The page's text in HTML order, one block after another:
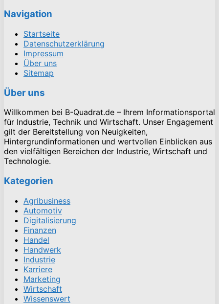
Navigation
Startseite
Datenschutzerklärung
Impressum
Über uns
Sitemap
Über uns
Willkommen bei B-Quadrat.de – Ihrem Informationsportal
für Industrie, Technik und Wirtschaft. Unser Engagement
gilt der Bereitstellung von Neuigkeiten,
Hintergrundinformationen und wertvollen Einblicken aus
den vielfältigen Bereichen der Industrie, Wirtschaft und
Technologie.
Kategorien
Agribusiness
Automotiv
Digitalisierung
Finanzen
Handel
Handwerk
Industrie
Karriere
Marketing
Wirtschaft
Wissenswert